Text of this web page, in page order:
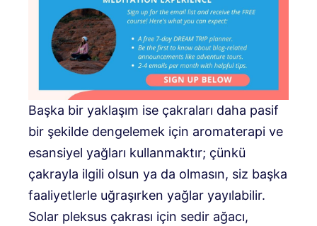
Başka bir yaklaşım ise çakraları daha pasif
bir şekilde dengelemek için aromaterapi ve
esansiyel yağları kullanmaktır; çünkü
çakrayla ilgili olsun ya da olmasın, siz başka
faaliyetlerle uğraşırken yağlar yayılabilir.
Solar pleksus çakrası için sedir ağacı,